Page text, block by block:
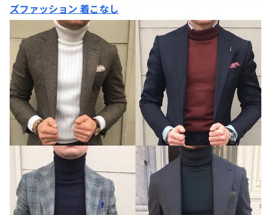
ズファッション 着こなし